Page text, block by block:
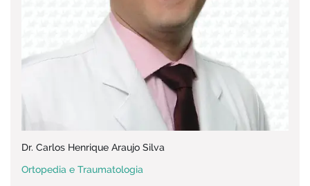
Dr. Carlos Henrique Araujo Silva
Ortopedia e Traumatologia